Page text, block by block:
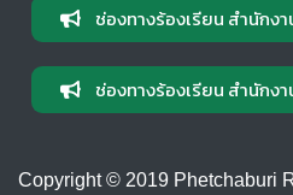
ช่องทางร้องเรียน สำนักง
ช่องทางร้องเรียน สำนักง
Copyright © 2019 Phetchaburi